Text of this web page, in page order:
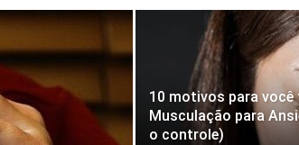
10 motivos para você
Musculação para
o controle)